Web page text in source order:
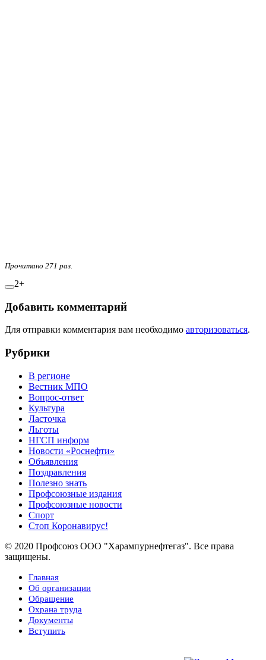
Прочитано 271 раз.
2+
Добавить комментарий
Для отправки комментария вам необходимо авторизоваться.
Рубрики
В регионе
Вестник МПО
Вопрос-ответ
Культура
Ласточка
Льготы
НГСП информ
Новости «Роснефти»
Объявления
Поздравления
Полезно знать
Профсоюзные издания
Профсоюзные новости
Спорт
Стоп Коронавирус!
© 2020 Профсоюз ООО "Харампурнефтегаз". Все права
защищены.
Главная
Об организации
Обращение
Охрана труда
Документы
Вступить